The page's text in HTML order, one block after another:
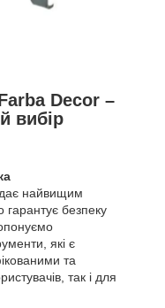
Decor –
вибір
найвищим
гарантує безпеку
які є
та
так і для